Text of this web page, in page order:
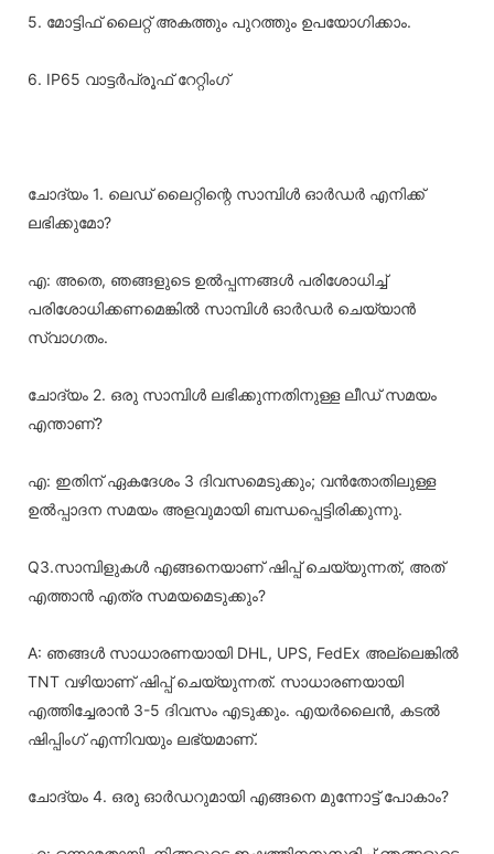
5. മോട്ടിഫ് ലൈറ്റ് അകത്തും പുറത്തും ഉപയോഗിക്കാം.
6. IP65 വാട്ടർപ്രൂഫ് റേറ്റിംഗ്
ചോദ്യം 1. ലെഡ് ലൈറ്റിന്റെ സാമ്പിൾ ഓർഡർ എനിക്ക്
ലഭിക്കുമോ?
എ: അതെ, ഞങ്ങളുടെ ഉൽപ്പന്നങ്ങൾ പരിശോധിച്ച്
പരിശോധിക്കണമെങ്കിൽ സാമ്പിൾ ഓർഡർ ചെയ്യാൻ
സ്വാഗതം.
ചോദ്യം 2. ഒരു സാമ്പിൾ ലഭിക്കുന്നതിനുള്ള ലീഡ് സമയം
എന്താണ്?
എ: ഇതിന് ഏകദേശം 3 ദിവസമെടുക്കും; വൻതോതിലുള്ള
ഉൽപ്പാദന സമയം അളവുമായി ബന്ധപ്പെട്ടിരിക്കുന്നു.
Q3.സാമ്പിളുകൾ എങ്ങനെയാണ് ഷിപ്പ് ചെയ്യുന്നത്, അത്
എത്താൻ എത്ര സമയമെടുക്കും?
A: ഞങ്ങൾ സാധാരണയായി DHL, UPS, FedEx അല്ലെങ്കിൽ
TNT വഴിയാണ് ഷിപ്പ് ചെയ്യുന്നത്. സാധാരണയായി
എത്തിച്ചേരാൻ 3-5 ദിവസം എടുക്കും. എയർലൈൻ, കടൽ
ഷിപ്പിംഗ് എന്നിവയും ലഭ്യമാണ്.
ചോദ്യം 4. ഒരു ഓർഡറുമായി എങ്ങനെ മുന്നോട്ട് പോകാം?